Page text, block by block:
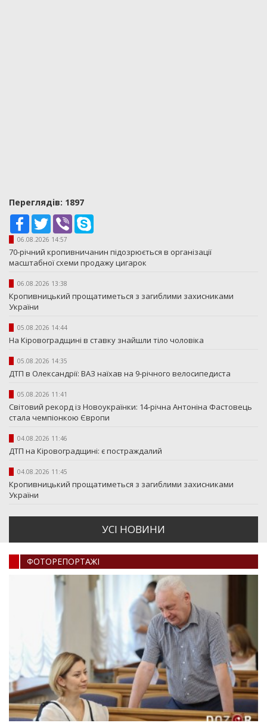
Переглядiв: 1897
Facebook
TwitterViber
06.08.2026 14:57
70-річний кропивничанин підозрюється в організації
масштабної схеми продажу цигарок
06.08.2026 13:38
Кропивницький прощатиметься з загиблими захисниками
України
05.08.2026 14:44
На Кіровоградщині в ставку знайшли тіло чоловіка
05.08.2026 14:35
ДТП в Олександрії: ВАЗ наїхав на 9-річного велосипедиста
05.08.2026 11:41
Світовий рекорд із Новоукраїнки: 14-річна Антоніна Фастовець
стала чемпіонкою Європи
04.08.2026 11:46
ДТП на Кіровоградщині: є постраждалий
04.08.2026 11:45
Кропивницький прощатиметься з загиблими захисниками
України
УСI НОВИНИ
ФОТОРЕПОРТАЖI